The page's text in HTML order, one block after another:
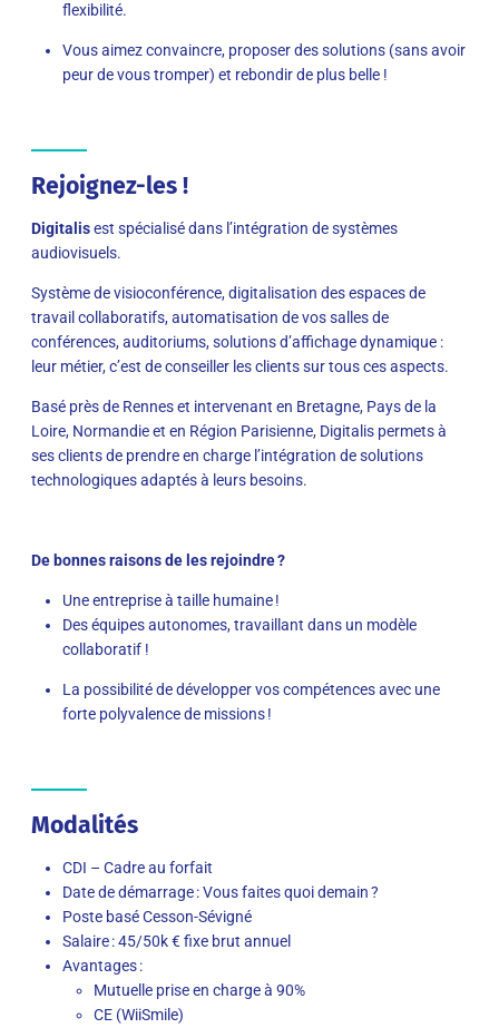
flexibilité.
Vous aimez convaincre, proposer des solutions (sans avoir
peur de vous tromper) et rebondir de plus belle !
Rejoignez-les !
Digitalisest spécialisé dans l’intégration de systèmes
audiovisuels.
Système de visioconférence, digitalisation des espaces de
travail collaboratifs, automatisation de vos salles de
conférences, auditoriums, solutions d’affichage dynamique :
leur métier, c’est de conseiller les clients sur tous ces aspects.
Basé près de Rennes et intervenant en Bretagne, Pays de la
Loire, Normandie et en Région Parisienne, Digitalis permets à
ses clients de prendre en charge l’intégration de solutions
technologiques adaptés à leurs besoins.
De bonnes raisons de les rejoindre ?
Une entreprise à taille humaine !
Des équipes autonomes, travaillant dans un modèle
collaboratif !
La possibilité de développer vos compétences avec une
forte polyvalence de missions !
Modalités
CDI – Cadre au forfait
Date de démarrage : Vous faites quoi demain ?
Poste basé Cesson-Sévigné
Salaire : 45/50k € fixe brut annuel
Avantages :
Mutuelle prise en charge à 90%
CE (WiiSmile)